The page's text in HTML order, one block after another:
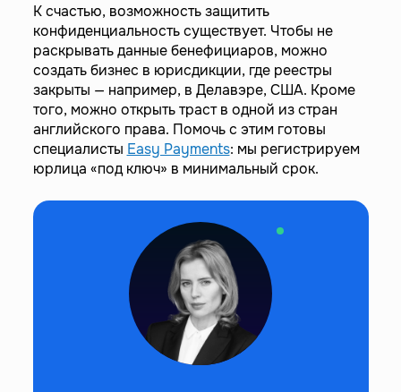
К счастью, возможность защитить
конфиденциальность существует. Чтобы не
раскрывать данные бенефициаров, можно
создать бизнес в юрисдикции, где реестры
закрыты — например, в Делавэре, США. Кроме
того, можно открыть траст в одной из стран
английского права. Помочь с этим готовы
специалисты Easy Payments: мы регистрируем
юрлица «под ключ» в минимальный срок.